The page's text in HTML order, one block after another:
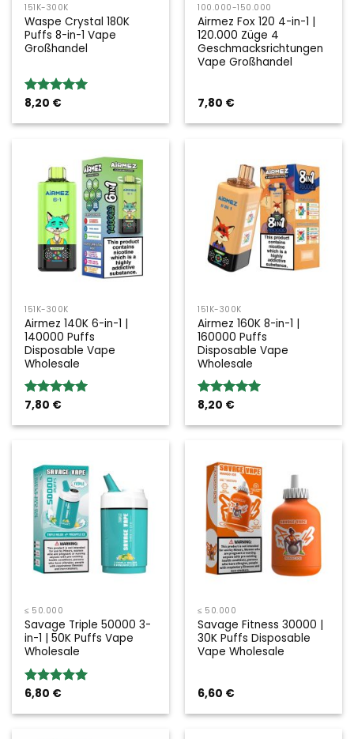
151K-300K
Waspe Crystal 180K
Puffs 8-in-1 Vape
Großhandel
Bewertung:
8,20 €
100.000-150.000
Airmez Fox 120 4-in-1 |
120.000 Züge 4
Geschmacksrichtungen
Vape Großhandel
7,80 €
151K-300K
Airmez 140K 6-in-1 |
140000 Puffs
Disposable Vape
Wholesale
Bewertung:
7,80 €
151K-300K
Airmez 160K 8-in-1 |
160000 Puffs
Disposable Vape
Wholesale
Bewertung:
8,20 €
≤ 50.000
Savage Triple 50000 3-
in-1 | 50K Puffs Vape
Wholesale
Bewertung:
6,80 €
≤ 50.000
Savage Fitness 30000 |
30K Puffs Disposable
Vape Wholesale
6,60 €